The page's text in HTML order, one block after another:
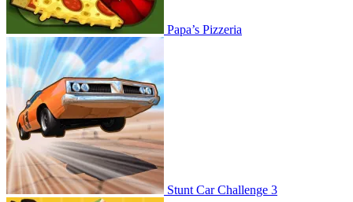
Papa’s Pizzeria
Stunt Car Challenge 3